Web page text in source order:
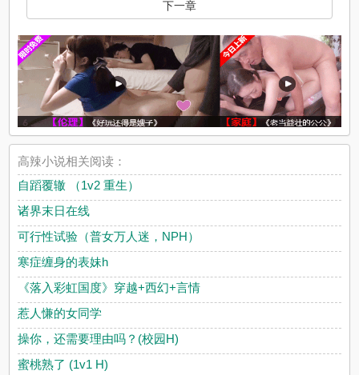
下一章
高辣小说相关阅读：
自蹈覆辙 （1v2 重生）
诸界末日在线
可行性试验（普女万人迷，NPH）
寒症缠身的表妹h
《落入彩虹国度》穿越+西幻+言情
惹人慊的女同学
操你，还需要理由吗？(校园H)
蜜桃熟了 (1v1 H)